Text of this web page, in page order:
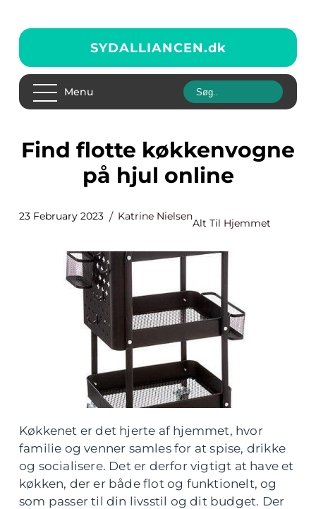
SYDALLIANCEN.dk
Menu
Find flotte køkkenvogne
på hjul online
23 February 2023 Katrine Nielsen
Alt Til Hjemmet
Køkkenet er det hjerte af hjemmet, hvor
familie og venner samles for at spise, drikke
og socialisere. Det er derfor vigtigt at have et
køkken, der er både flot og funktionelt, og
som passer til din livsstil og dit budget. Der